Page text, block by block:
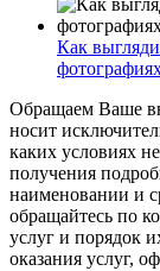
Как
Обращаем Ваше
носит
каких условиях
получения
наименовании и
обращайтесь по
услуг и порядок
оказания услуг,